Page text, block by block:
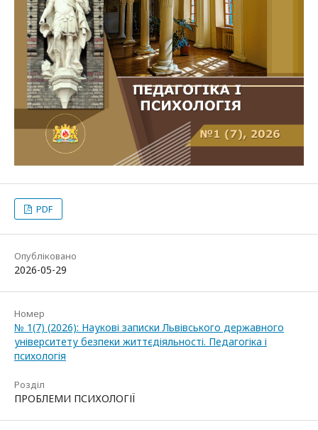
PDF
Опубліковано
2026-05-29
Номер
№ 1(7) (2026): Наукові записки Львівського державного
університету безпеки життєдіяльності. Педагогіка і
психологія
Розділ
ПРОБЛЕМИ ПСИХОЛОГІЇ